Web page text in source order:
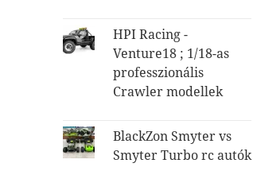
HPI Racing -
Venture18 ; 1/18-as
professzionális
Crawler modellek
BlackZon Smyter vs
Smyter Turbo rc autók